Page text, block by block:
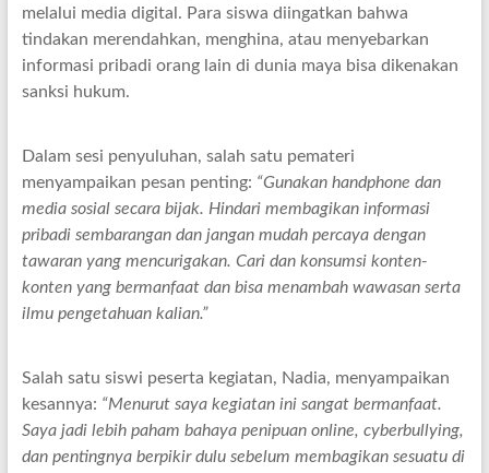
melalui media digital. Para siswa diingatkan bahwa
tindakan merendahkan, menghina, atau menyebarkan
informasi pribadi orang lain di dunia maya bisa dikenakan
sanksi hukum.
Dalam sesi penyuluhan, salah satu pemateri
menyampaikan pesan penting: “Gunakan handphone dan
media sosial secara bijak. Hindari membagikan informasi
pribadi sembarangan dan jangan mudah percaya dengan
tawaran yang mencurigakan. Cari dan konsumsi konten-
konten yang bermanfaat dan bisa menambah wawasan serta
ilmu pengetahuan kalian.”
Salah satu siswi peserta kegiatan, Nadia, menyampaikan
kesannya: “Menurut saya kegiatan ini sangat bermanfaat.
Saya jadi lebih paham bahaya penipuan online, cyberbullying,
dan pentingnya berpikir dulu sebelum membagikan sesuatu di